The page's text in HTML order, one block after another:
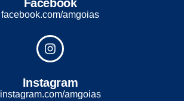
Facebook
facebook.com/amgoias
Instagram
instagram.com/amgoias